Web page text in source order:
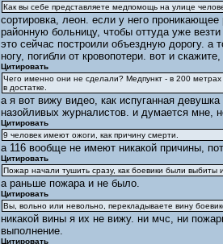
Как вы себе представляете медпомощь на улице
сортировка, леон. если у него
районную больницу, чтобы оттуда уже
это сейчас построили объездную дорогу. а
ногу, погибли от кровопотери. вот и
Цитировать
Чего именно они не сделали? Медпункт - в 200
в достатке.
а я вот вижу видео, как испуганная
назойливых журналистов. и думается мне,
Цитировать
9 человек имеют ожоги, как причину смерти.
а 116 вообще не имеют никакой причины,
Цитировать
Пожар начали тушить сразу, как боевики были
а раньше пожара и не было.
Цитировать
Вы, вольно или невольно, перекладываете вину
никакой вины я их не вижу. ни мчс, ни
выполнение.
Цитировать